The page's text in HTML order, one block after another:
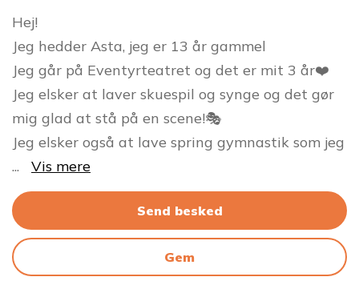
Hej!
Jeg hedder Asta, jeg er 13 år gammel
Jeg går på Eventyrteatret og det er mit 3 år❤️
Jeg elsker at laver skuespil og synge og det gør
mig glad at stå på en scene!🎭
Jeg elsker også at lave spring gymnastik som jeg
...
Vis mere
Send besked
Gem